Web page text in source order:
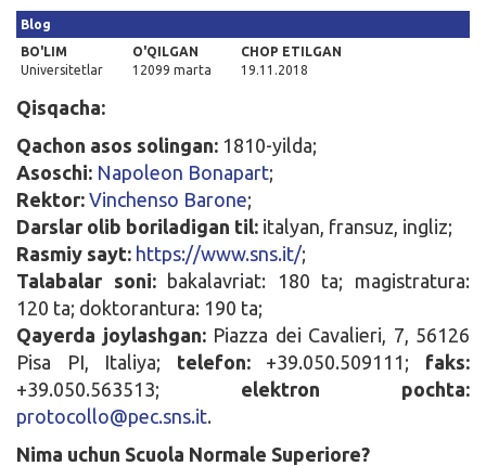
Blog
BO'LIM
Universitetlar
O'QILGAN
12099 marta
CHOP ETILGAN
19.11.2018
Qisqacha:
Qachon asos solingan: 1810-yilda;
Asoschi: Napoleon Bonapart;
Rektor: Vinchenso Barone;
Darslar olib boriladigan til: italyan, fransuz, ingliz;
Rasmiy sayt: https://www.sns.it/;
Talabalar soni:bakalavriat: 180 ta; magistratura:
120 ta; doktorantura: 190 ta;
Qayerda joylashgan:Piazza dei Cavalieri, 7, 56126
Pisa PI, Italiya; telefon:+39.050.509111; faks:
+39.050.563513; elektron pochta:
protocollo@pec.sns.it.
Nima uchun Scuola Normale Superiore?